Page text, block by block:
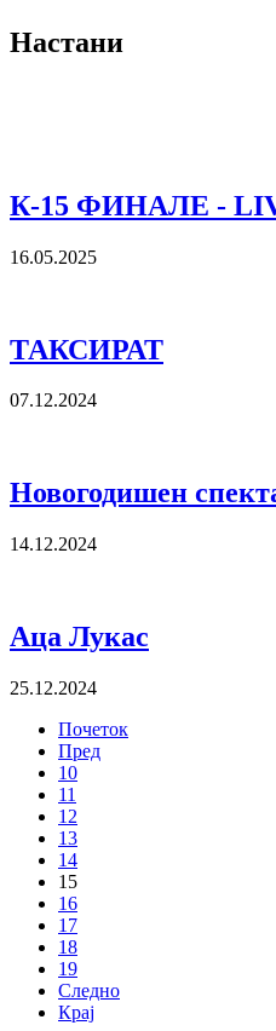
Настани
К-15 ФИНАЛЕ -
16.05.2025
ТАКСИРАТ
07.12.2024
Новогодишен
14.12.2024
Аца Лукас
25.12.2024
Почеток
Пред
10
11
12
13
14
15
16
17
18
19
Следно
Крај